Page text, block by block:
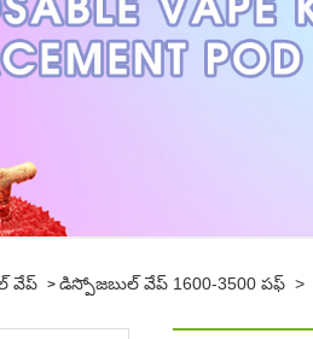
వేప్ > డిస్పోజబుల్ వేప్ 1600-3500 పఫ్ >